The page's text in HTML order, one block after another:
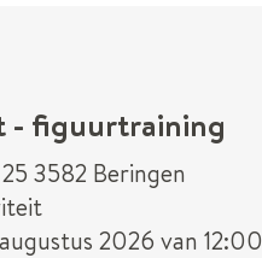
- figuurtraining
3582 Beringen
2026 van 12:00